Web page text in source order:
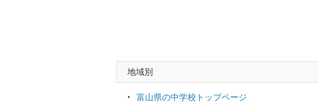
地域別
富山県の中学校トップページ